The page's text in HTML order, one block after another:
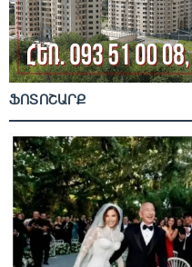
ՖՈՏՈՇԱՐՔ